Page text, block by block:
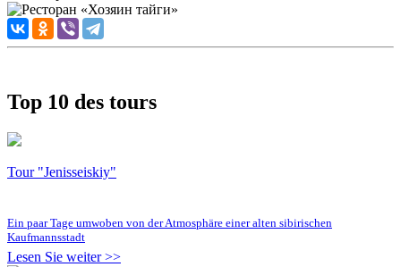
Top 10 des tours
Tour "Jenisseiskiy"
Ein paar Tage umwoben von der Atmosphäre einer alten sibirischen
Kaufmannsstadt
Lesen Sie weiter >>